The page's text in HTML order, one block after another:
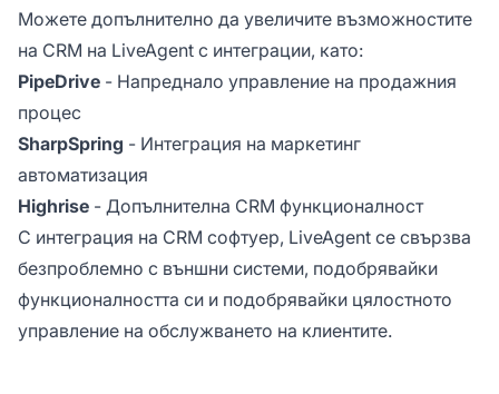
Можете допълнително да увеличите възможностите
на CRM на LiveAgent с интеграции, като:
PipeDrive - Напреднало управление на продажния
процес
SharpSpring - Интеграция на маркетинг
автоматизация
Highrise - Допълнителна CRM функционалност
С интеграция на CRM софтуер, LiveAgent се свързва
безпроблемно с външни системи, подобрявайки
функционалността си и подобрявайки цялостното
управление на обслужването на клиентите.